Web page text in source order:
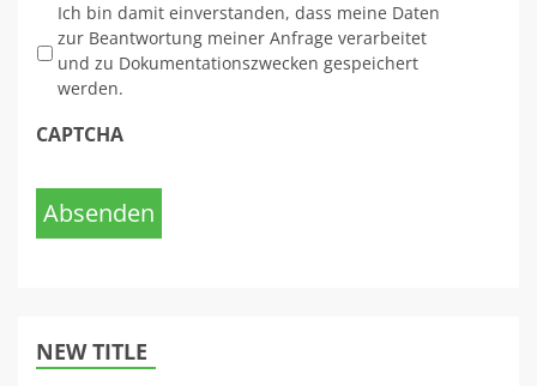
Ich bin damit einverstanden, dass meine Daten
zur Beantwortung meiner Anfrage verarbeitet
und zu Dokumentationszwecken gespeichert
werden.
CAPTCHA
Absenden
NEW TITLE